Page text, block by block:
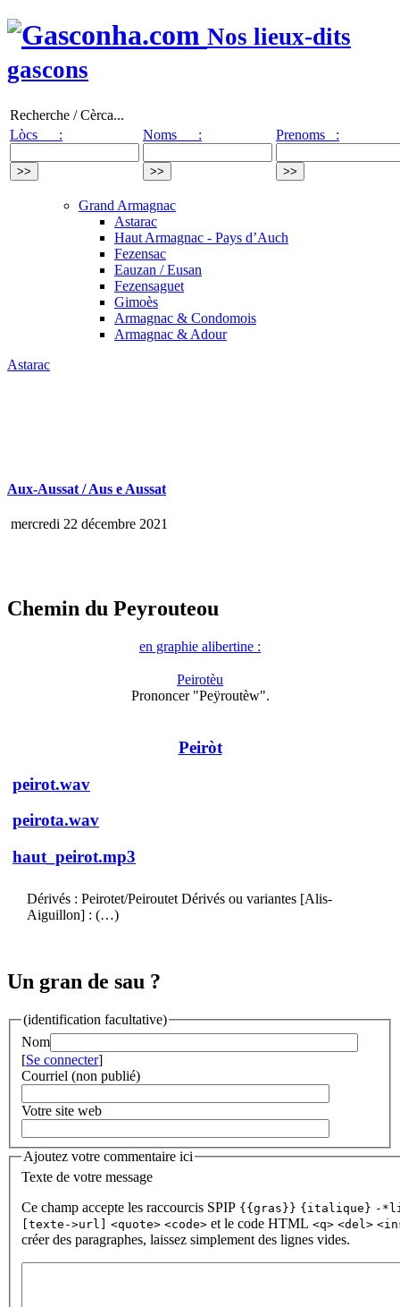
Nos lieux-dits
gascons
Recherche / Cèrca...
Lòcs :
Noms : Prenoms :
Grand Armagnac
Astarac
Haut Armagnac - Pays d’Auch
Fezensac
Eauzan / Eusan
Fezensaguet
Gimoès
Armagnac & Condomois
Armagnac & Adour
Astarac
Aux-Aussat / Aus e Aussat
mercredi 22 décembre 2021
Chemin du Peyrouteou
en graphie alibertine :
Peirotèu
Prononcer "Peÿroutèw".
Peiròt
peirot.wav
peirota.wav
haut_peirot.mp3
Dérivés : Peirotet/Peiroutet Dérivés ou variantes [Alis-
Aiguillon] : (…)
Un gran de sau ?
(identification facultative)
Nom
[Se connecter]
Courriel (non publié)
Votre site web
Ajoutez votre commentaire ici
Texte de votre message
Ce champ accepte les raccourcis SPIP {{gras}} {italique} -
[texte->url]
<quote> <code> et le code HTML <q> <del>
créer des paragraphes, laissez simplement des lignes vides.